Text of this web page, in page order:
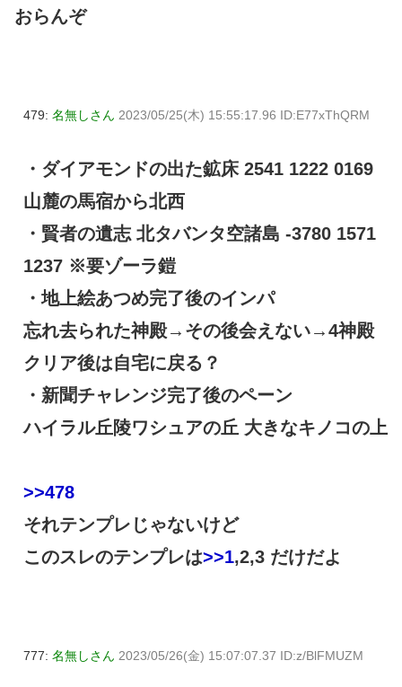
おらんぞ
479: 名無しさん 2023/05/25(木) 15:55:17.96 ID:E77xThQRM
・ダイアモンドの出た鉱床 2541 1222 0169
山麓の馬宿から北西
・賢者の遺志 北タバンタ空諸島 -3780 1571
1237 ※要ゾーラ鎧
・地上絵あつめ完了後のインパ
忘れ去られた神殿→その後会えない→4神殿
クリア後は自宅に戻る？
・新聞チャレンジ完了後のペーン
ハイラル丘陵ワシュアの丘 大きなキノコの上
>>478
それテンプレじゃないけど
このスレのテンプレは>>1,2,3 だけだよ
777: 名無しさん 2023/05/26(金) 15:07:07.37 ID:z/BlFMUZM